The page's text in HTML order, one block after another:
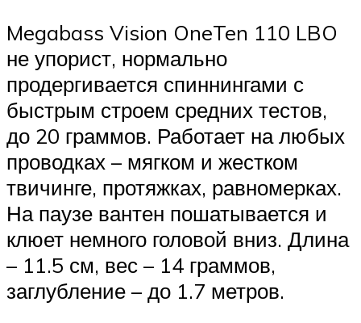
Megabass Vision OneTen 110 LBO
не упорист, нормально
продергивается спиннингами с
быстрым строем средних тестов,
до 20 граммов. Работает на любых
проводках – мягком и жестком
твичинге, протяжках, равномерках.
На паузе вантен пошатывается и
клюет немного головой вниз. Длина
– 11.5 см, вес – 14 граммов,
заглубление – до 1.7 метров.